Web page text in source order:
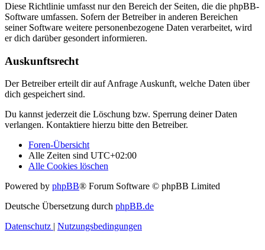
Diese Richtlinie umfasst nur den Bereich der Seiten, die die phpBB-
Software umfassen. Sofern der Betreiber in anderen Bereichen
seiner Software weitere personenbezogene Daten verarbeitet, wird
er dich darüber gesondert informieren.
Auskunftsrecht
Der Betreiber erteilt dir auf Anfrage Auskunft, welche Daten über
dich gespeichert sind.
Du kannst jederzeit die Löschung bzw. Sperrung deiner Daten
verlangen. Kontaktiere hierzu bitte den Betreiber.
Foren-Übersicht
Alle Zeiten sind UTC+02:00
Alle Cookies löschen
Powered by phpBB® Forum Software © phpBB Limited
Deutsche Übersetzung durch phpBB.de
Datenschutz | Nutzungsbedingungen